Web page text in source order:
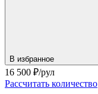
В избранное
16 500 ₽/рул
Рассчитать количество